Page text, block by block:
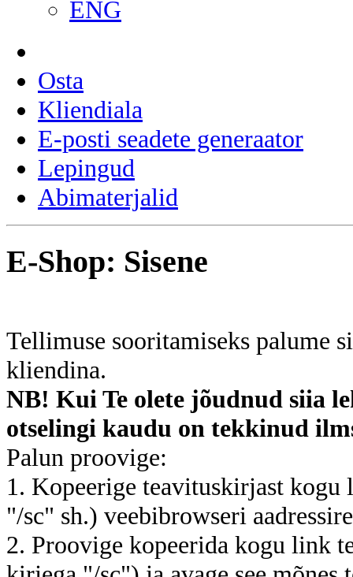
ENG
Osta
Kliendiala
E-posti seadete generaator
Lepingud
Abimaterjalid
E-Shop: Sisene
Tellimuse sooritamiseks palume
kliendina.
NB! Kui Te olete jõudnud siia
otselingi kaudu on tekkinud
Palun proovige:
1. Kopeerige teavituskirjast
"/sc" sh.) veebibrowseri
2. Proovige kopeerida kogu link